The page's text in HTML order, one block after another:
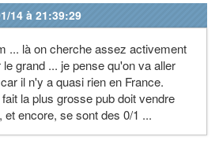
14 à 21:39:29
... là on cherche assez activement
grand ... je pense qu'on va aller
il n'y a quasi rien en France.
la plus grosse pub doit vendre
encore, se sont des 0/1 ...